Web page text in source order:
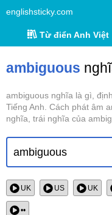
englishsticky.com
Từ điển Anh Việt
ambiguous
ambiguous nghĩa là gì,
Tiếng Anh. Cách phát âm
nghĩa, trái nghĩa của
UK US UK
••